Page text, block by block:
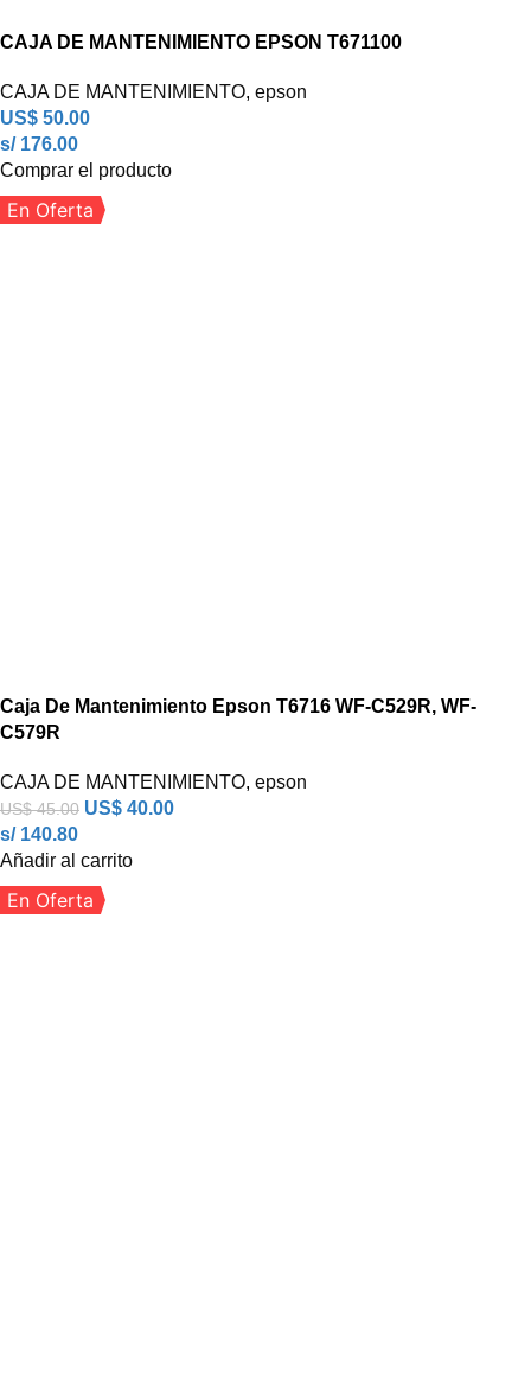
CAJA DE MANTENIMIENTO EPSON T671100
CAJA DE MANTENIMIENTO, epson
US$ 50.00
s/ 176.00
Comprar el producto
En Oferta
Caja De Mantenimiento Epson T6716 WF-C529R, WF-
C579R
CAJA DE MANTENIMIENTO, epson
US$45.00 US$ 40.00
s/ 140.80
Añadir al carrito
En Oferta